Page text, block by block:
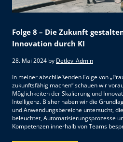
Folge 8 – Die Zukunft
Innovation durch KI
28. Mai 2024 by Detlev_Admin
In meiner abschließenden Folge von
zukunftsfähig machen“ schauen wir
Möglichkeiten der Skalierung und
Intelligenz. Bisher haben wir die
und Anwendungsbereiche untersucht,
beleuchtet, Automatisierungsprozesse
Kompetenzen innerhalb von Teams